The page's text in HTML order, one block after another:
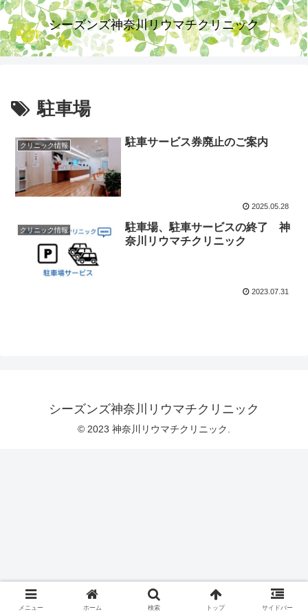
シーズンズ神奈川リウマチクリニック
駐車場
クリニック情報 駐車サービス券廃止のご案内
2025.05.28
クリニック情報
駐車場、駐車サービスの終了 神
奈川リウマチクリニック
2023.07.31
シーズンズ神奈川リウマチクリニック
© 2023 神奈川リウマチクリニック.
メニュー ホーム 検索 トップ サイドバー